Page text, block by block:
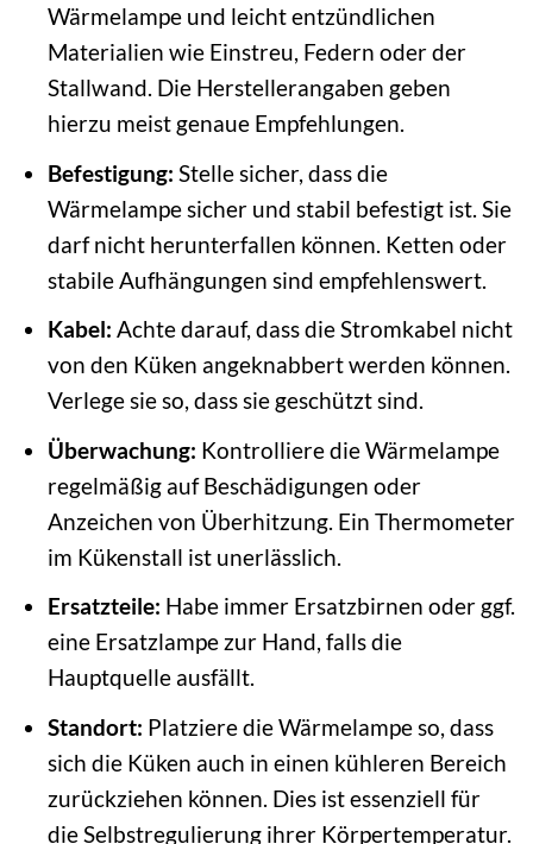
Wärmelampe und leicht entzündlichen
Materialien wie Einstreu, Federn oder der
Stallwand. Die Herstellerangaben geben
hierzu meist genaue Empfehlungen.
Befestigung: Stelle sicher, dass die
Wärmelampe sicher und stabil befestigt ist. Sie
darf nicht herunterfallen können. Ketten oder
stabile Aufhängungen sind empfehlenswert.
Kabel: Achte darauf, dass die Stromkabel nicht
von den Küken angeknabbert werden können.
Verlege sie so, dass sie geschützt sind.
Überwachung: Kontrolliere die Wärmelampe
regelmäßig auf Beschädigungen oder
Anzeichen von Überhitzung. Ein Thermometer
im Kükenstall ist unerlässlich.
Ersatzteile: Habe immer Ersatzbirnen oder ggf.
eine Ersatzlampe zur Hand, falls die
Hauptquelle ausfällt.
Standort: Platziere die Wärmelampe so, dass
sich die Küken auch in einen kühleren Bereich
zurückziehen können. Dies ist essenziell für
die Selbstregulierung ihrer Körpertemperatur.